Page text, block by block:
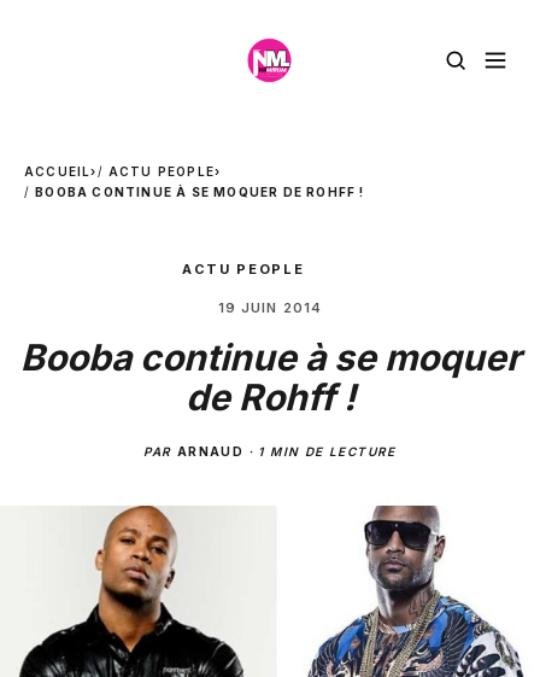
ACCUEIL› ACTU PEOPLE›
BOOBA CONTINUE À SE MOQUER DE ROHFF !
ACTU PEOPLE
19 JUIN 2014
Booba continue à se moquer
de Rohff !
PAR ARNAUD · 1 MIN DE LECTURE